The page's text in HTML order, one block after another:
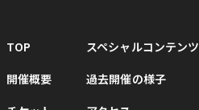
TOP
開催概要
スペシャルコンテンツ
過去開催の様子